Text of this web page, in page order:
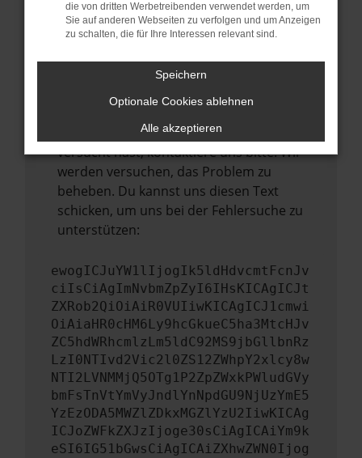
sind.
Veraltete Software birgt nicht nur ein
führen, dass bestimmte Funktionen nicht
Wende dich an den Webseitenbetreiber.
Wenn du alle oben genannten Schritte
versucht hast, kontaktiere uns bitte. Wir
werden versuchen, das Problem zu
beheben. Du kannst uns diesen Text
schicken, um uns bei der Fehlersuche zu
unterstützen:
ewogICJuYW1lIjogIk5ldHdvcmtFcnJv
ciIsCiAgImNvbmZpZyI6IHsKICAgICJt
ZXRob2QiOiAiR0VUIiwKICAgICJ1cmwi
OiAiaHR0cHM6Ly9hcGkueC5ha3MtcHJv
ZC5hdWRhcmlzLm5ldC92MS9jbGllbnRz
LzI0NTIvd2Vic2l0ZS12ZWhpY2xlcy8w
NTI2LVNMMjQ5OTg1P2ZpZWxkPWludGVy
bmFsTnVtYmVyJndlYnNpdGU9NjUzYmE5
YzEzODA5MWZlZDkxMGZlYzU2IiwKICAg
ICJoZWFkZXJzIjoge30sCiAgICAiYm9k
eSI6IG51bGwsCiAgICAiZXhwZWN0Ijog
die von dritten Werbetreibenden verwendet werden, um
Sie auf anderen Webseiten zu verfolgen und um Anzeigen
zu schalten, die für Ihre Interessen relevant sind.
Speichern
Optionale Cookies ablehnen
Alle akzeptieren